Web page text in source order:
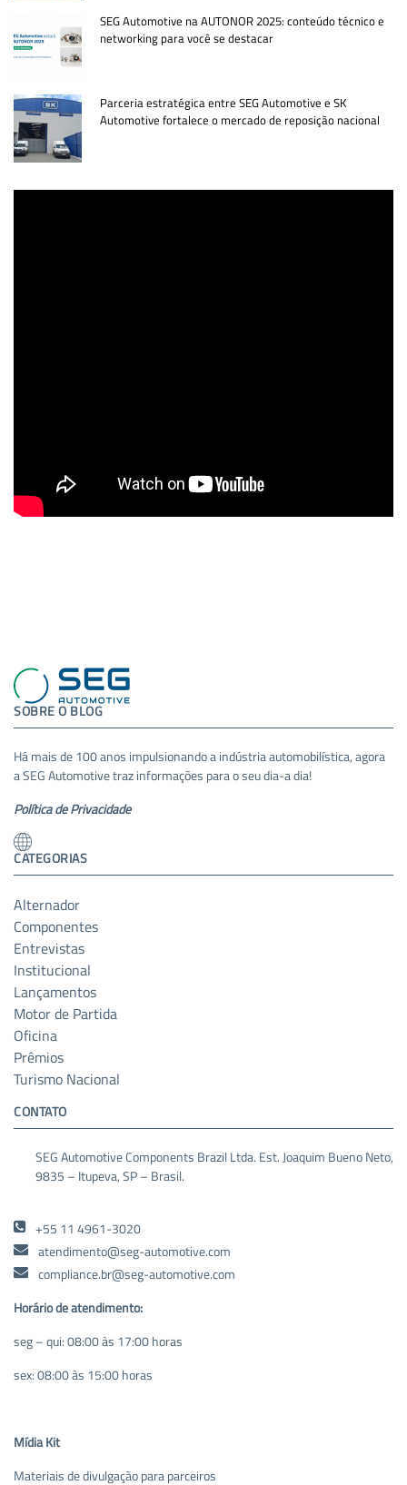
SEG Automotive na AUTONOR 2025: conteúdo técnico e
networking para você se destacar
Parceria estratégica entre SEG Automotive e SK
Automotive fortalece o mercado de reposição nacional
SOBRE O BLOG
Há mais de 100 anos impulsionando a indústria automobilística, agora
a SEG Automotive traz informações para o seu dia-a dia!
Política de Privacidade
CATEGORIAS
Alternador
Componentes
Entrevistas
Institucional
Lançamentos
Motor de Partida
Oficina
Prêmios
Turismo Nacional
CONTATO
SEG Automotive Components Brazil Ltda. Est. Joaquim Bueno Neto,
9835 – Itupeva, SP – Brasil.
+55 11 4961-3020
atendimento@seg-automotive.com
compliance.br@seg-automotive.com
Horário de atendimento:
seg – qui: 08:00 às 17:00 horas
sex: 08:00 às 15:00 horas
Mídia Kit
Materiais de divulgação para parceiros